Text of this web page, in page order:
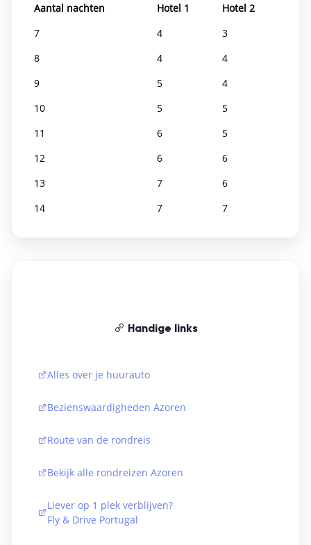
Aantal nachten Hotel 1
Hotel 2
7
4
3
8
4
4
9
5
4
10
5
5
11
6
5
12
6
6
13
7
6
14
7 7
Handige links
Alles over je huurauto
Bezienswaardigheden Azoren
Route van de rondreis
Bekijk alle rondreizen Azoren
Liever op 1 plek verblijven?
Fly & Drive Portugal